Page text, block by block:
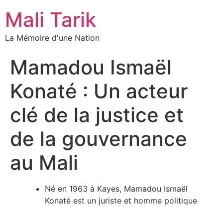
Mali Tarik
La Mémoire d'une Nation
Mamadou Ismaël
Konaté : Un acteur
clé de la justice et
de la gouvernance
au Mali
Né en 1963 à Kayes, Mamadou Ismaël
Konaté est un juriste et homme politique